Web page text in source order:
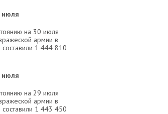
июля
на 30 июля
армии в
составили 1 444 810
июля
на 29 июля
армии в
составили 1 443 450